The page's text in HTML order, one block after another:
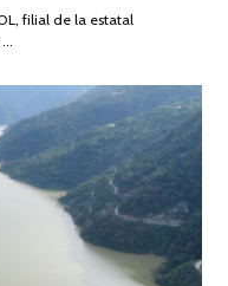
filial de la estatal